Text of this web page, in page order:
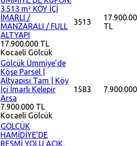
3.513 m² KÖY İÇİ
İMARLI /
MANZARALI / FULL
ALTYAPI
17.900.000 TL
Kocaeli Gölcük
3513
TL
Gölcük Ümmiye’de
Köşe Parsel |
Altyapısı Tam | Köy
İçi İmarlı Kelepir
Arsa
7.900.000 TL
Kocaeli Gölcük
1583
GÖLCÜK
HAMİDİYE’DE
RESMİ YOLU AÇIK,